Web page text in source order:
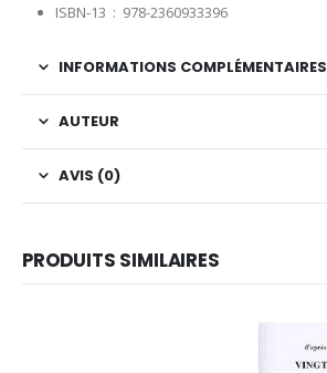
ISBN-13 ‏ : ‎ 978-2360933396
INFORMATIONS COMPLÉMENTAIRES
AUTEUR
AVIS (0)
PRODUITS SIMILAIRES